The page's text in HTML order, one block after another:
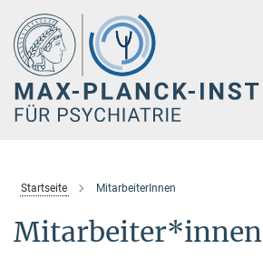
Hauptinhalt
Startseite MitarbeiterInnen
Mitarbeiter*innen